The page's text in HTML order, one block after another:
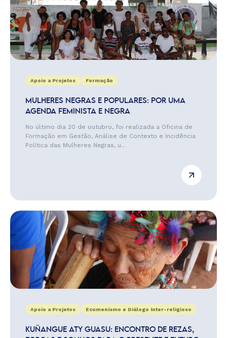
Apoio a Projetos Formação
MULHERES NEGRAS E POPULARES: POR UMA
AGENDA FEMINISTA E NEGRA
No último dia 20 de outubro, foi realizada a Oficina de
Formação em Gestão, Análise de Contexto e Incidência
Política das Mulheres Negras, u...
Apoio a Projetos Ecumenismo e Diálogo Inter-religioso
KUÑANGUE ATY GUASU: ENCONTRO DE REZAS,